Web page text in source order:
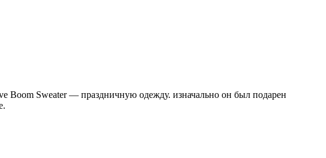
Boom Sweater — праздничную одежду. изначально он был подарен